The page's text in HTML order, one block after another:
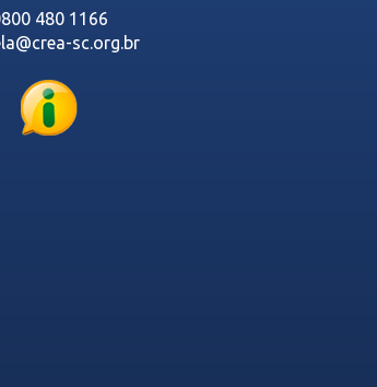
480 1166
sc.org.br